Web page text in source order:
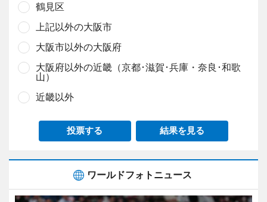
鶴見区
上記以外の大阪市
大阪市以外の大阪府
大阪府以外の近畿（京都･滋賀･兵庫・奈良･和歌
山）
近畿以外
投票する 結果を見る
ワールドフォトニュース